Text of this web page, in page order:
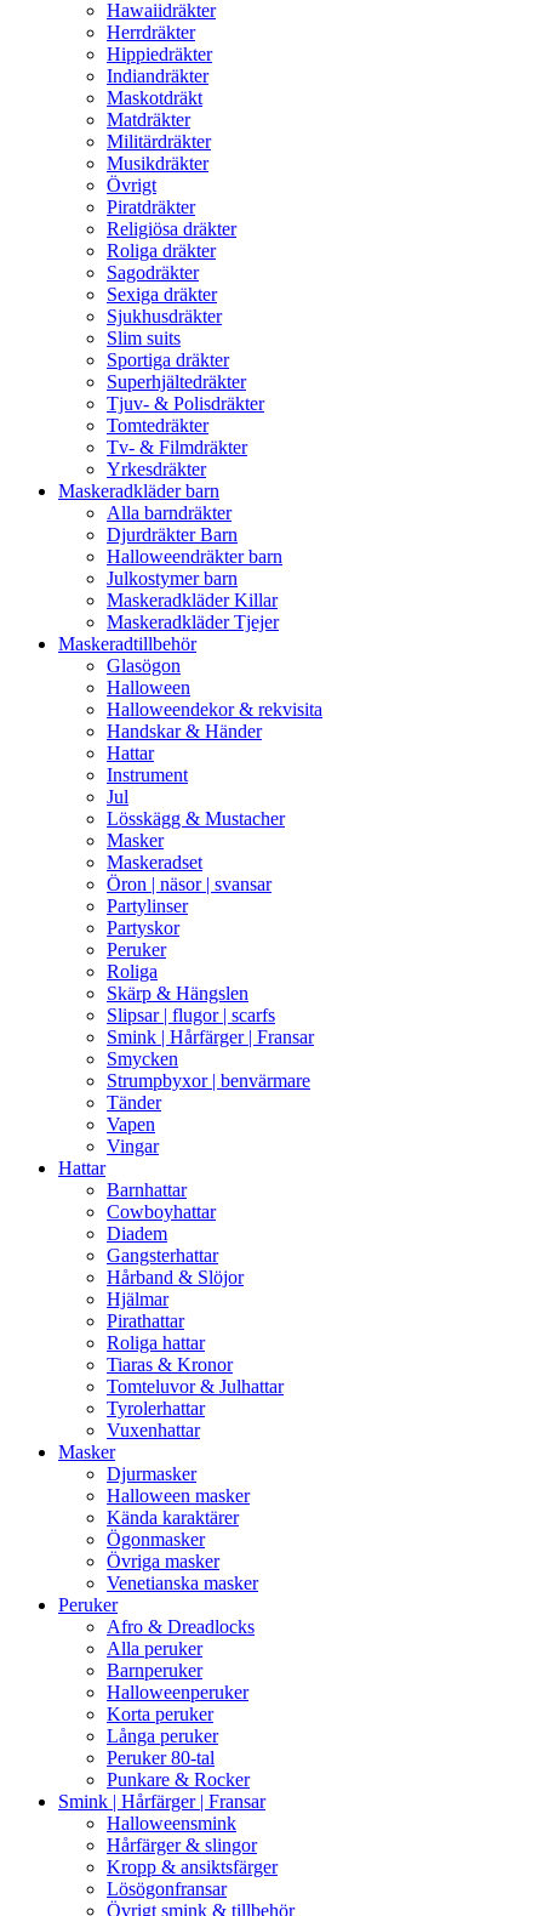
Hawaiidräkter
Herrdräkter
Hippiedräkter
Indiandräkter
Maskotdräkt
Matdräkter
Militärdräkter
Musikdräkter
Övrigt
Piratdräkter
Religiösa dräkter
Roliga dräkter
Sagodräkter
Sexiga dräkter
Sjukhusdräkter
Slim suits
Sportiga dräkter
Superhjältedräkter
Tjuv- & Polisdräkter
Tomtedräkter
Tv- & Filmdräkter
Yrkesdräkter
Maskeradkläder barn
Alla barndräkter
Djurdräkter Barn
Halloweendräkter barn
Julkostymer barn
Maskeradkläder Killar
Maskeradkläder Tjejer
Maskeradtillbehör
Glasögon
Halloween
Halloweendekor & rekvisita
Handskar & Händer
Hattar
Instrument
Jul
Lösskägg & Mustacher
Masker
Maskeradset
Öron | näsor | svansar
Partylinser
Partyskor
Peruker
Roliga
Skärp & Hängslen
Slipsar | flugor | scarfs
Smink | Hårfärger | Fransar
Smycken
Strumpbyxor | benvärmare
Tänder
Vapen
Vingar
Hattar
Barnhattar
Cowboyhattar
Diadem
Gangsterhattar
Hårband & Slöjor
Hjälmar
Pirathattar
Roliga hattar
Tiaras & Kronor
Tomteluvor & Julhattar
Tyrolerhattar
Vuxenhattar
Masker
Djurmasker
Halloween masker
Kända karaktärer
Ögonmasker
Övriga masker
Venetianska masker
Peruker
Afro & Dreadlocks
Alla peruker
Barnperuker
Halloweenperuker
Korta peruker
Långa peruker
Peruker 80-tal
Punkare & Rocker
Smink | Hårfärger | Fransar
Halloweensmink
Hårfärger & slingor
Kropp & ansiktsfärger
Lösögonfransar
Övrigt smink & tillbehör